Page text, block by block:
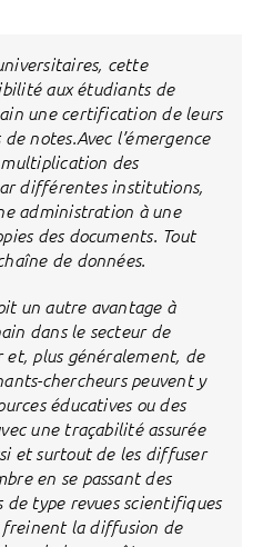
cette
aux étudiants de
une certification de leurs
notes.Avec l’émergence
des
différentes institutions,
administration à une
des documents. Tout
de données.
un autre avantage à
dans le secteur de
et, plus généralement, de
chercheurs peuvent y
éducatives ou des
une traçabilité assurée
et surtout de les diffuser
en se passant des
type revues scientifiques
freinent la diffusion de